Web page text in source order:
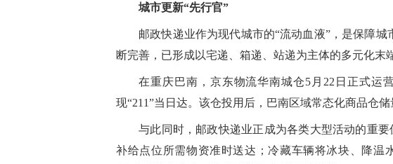
城市更新“先行官”
邮政快递业作为现代城市的“流动血液”，是保障
断完善，已形成以宅递、箱递、站递为主体的多元化末
在重庆巴南，京东物流华南城仓5月22日正式运
现“211”当日达。该仓投用后，巴南区域常态化商品仓储
与此同时，邮政快递业正成为各类大型活动的重
补给点位所需物资准时送达；冷藏车辆将冰块、降